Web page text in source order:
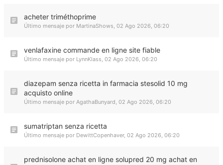
acheter triméthoprime
Último mensaje por MartinaShows, 02 Ago 2026, 06:20
venlafaxine commande en ligne site fiable
Último mensaje por LynnKlass, 02 Ago 2026, 06:20
diazepam senza ricetta in farmacia stesolid 10 mg
acquisto online
Último mensaje por AgathaBunyard, 02 Ago 2026, 06:20
sumatriptan senza ricetta
Último mensaje por DewittCopenhaver, 02 Ago 2026, 06:20
prednisolone achat en ligne solupred 20 mg achat en